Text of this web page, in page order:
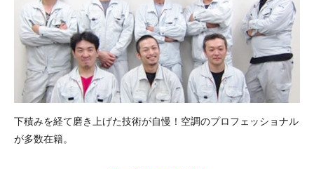
下積みを経て磨き上げた技術が自慢！空調のプロフェッショナル
が多数在籍。